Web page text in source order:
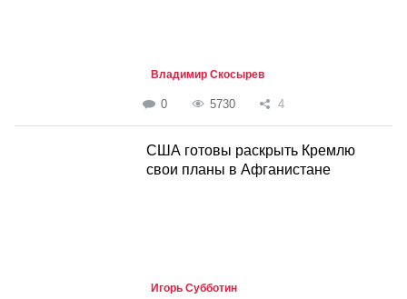
Владимир Скосырев
0 5730 4
США готовы раскрыть Кремлю
свои планы в Афганистане
Игорь Субботин